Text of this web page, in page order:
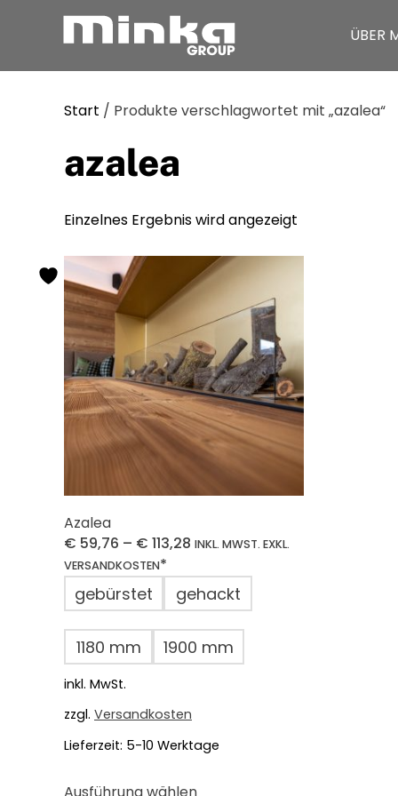
Zum Inhalt springen ÜBER
Start / Produkte verschlagwortet mit „azalea“
azalea
Einzelnes Ergebnis wird angezeigt
Azalea
€ 59,76 – € 113,28 INKL. MWST. EXKL.
VERSANDKOSTEN*
gebürstet gehackt
1180 mm 1900 mm
inkl. MwSt.
zzgl. Versandkosten
Lieferzeit: 5-10 Werktage
Ausführung wählen